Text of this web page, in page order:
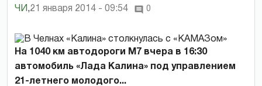
ЧИ ,21 января 2014 - 09:54 0
На 1040 км автодороги М7 вчера в 16:30
автомобиль «Лада Калина» под управлением
21-летнего молодого...